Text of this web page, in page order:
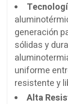
generación
sólidas y
uniforme
resistente y
Alta